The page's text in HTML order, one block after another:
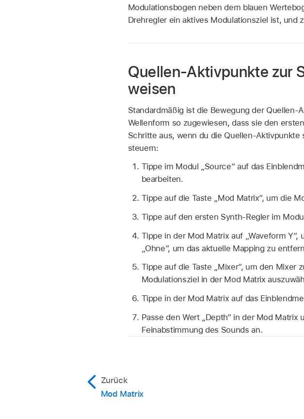
Modulationsbogen neben dem blauen
Drehregler ein aktives Modulationsziel ist, und
Quellen-Aktivpunkte zur
weisen
Standardmäßig ist die Bewegung der
Wellenform so zugewiesen, dass sie den
Schritte aus, wenn du die Quellen-
steuern:
Tippe im Modul „Source“ auf das
bearbeiten.
Tippe auf die Taste „Mod Matrix“, um die
Tippe auf den ersten Synth-Regler im
Tippe in der Mod Matrix auf „Waveform
„Ohne“, um das aktuelle Mapping zu
Tippe auf die Taste „Mixer“, um den Mixer
Modulationsziel in der Mod Matrix
Tippe in der Mod Matrix auf das
Passe den Wert „Depth“ in der Mod
Feinabstimmung des Sounds an.
Zurück
Mod Matrix